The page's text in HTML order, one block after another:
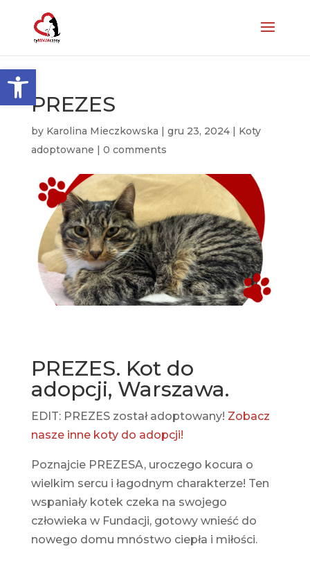
Otwórz pasek narzędzi
PREZES
by Karolina Mieczkowska | gru 23, 2024| Koty
adoptowane | 0 comments
PREZES. Kot do
adopcji, Warszawa.
EDIT: PREZES został adoptowany! Zobacz
nasze inne koty do adopcji!
Poznajcie PREZESA, uroczego kocura o
wielkim sercu i łagodnym charakterze! Ten
wspaniały kotek czeka na swojego
człowieka w Fundacji, gotowy wnieść do
nowego domu mnóstwo ciepła i miłości.